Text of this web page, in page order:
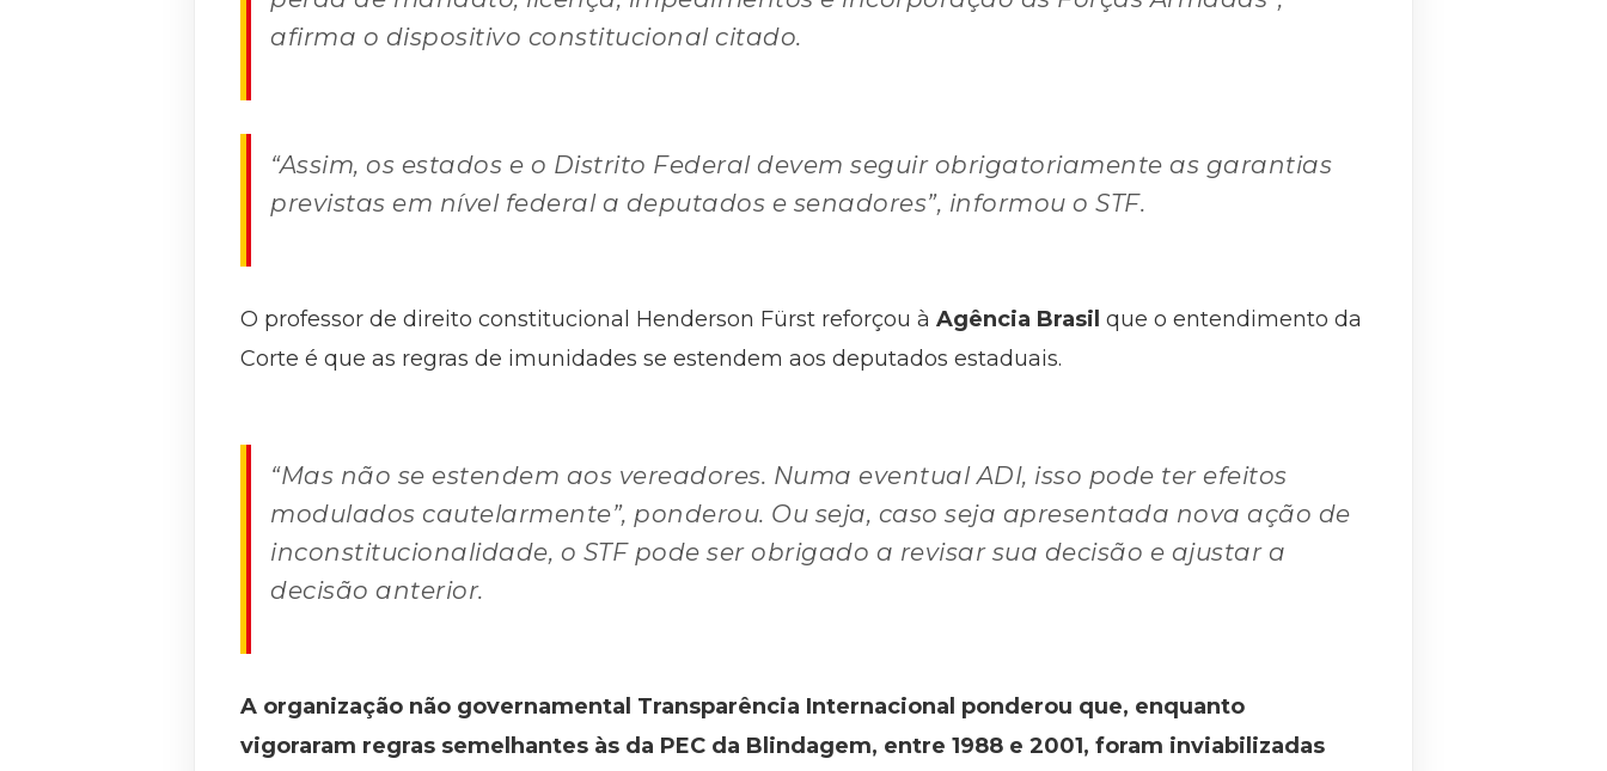
afirma o dispositivo constitucional citado.
“Assim, os estados e o Distrito Federal devem seguir obrigatoriamente as garantias
previstas em nível federal a deputados e senadores”, informou o STF.
O professor de direito constitucional Henderson Fürst reforçou à Agência Brasil que o entendimento da
Corte é que as regras de imunidades se estendem aos deputados estaduais.
“Mas não se estendem aos vereadores. Numa eventual ADI, isso pode ter efeitos
modulados cautelarmente”, ponderou. Ou seja, caso seja apresentada nova ação de
inconstitucionalidade, o STF pode ser obrigado a revisar sua decisão e ajustar a
decisão anterior.
A organização não governamental Transparência Internacional ponderou que, enquanto
vigoraram regras semelhantes às da PEC da Blindagem, entre 1988 e 2001, foram inviabilizadas